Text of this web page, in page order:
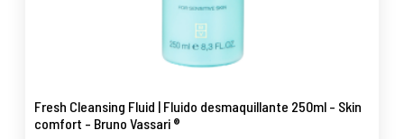
Fresh Cleansing Fluid | Fluido desmaquillante 250ml - Skin
comfort - Bruno Vassari ®